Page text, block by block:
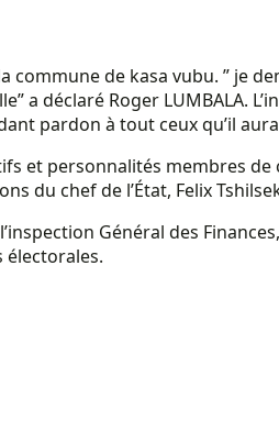
de kasa vubu. ” je
a déclaré Roger LUMBALA.
pardon à tout ceux qu’il
et personnalités membres
du chef de l’État, Felix
Général des